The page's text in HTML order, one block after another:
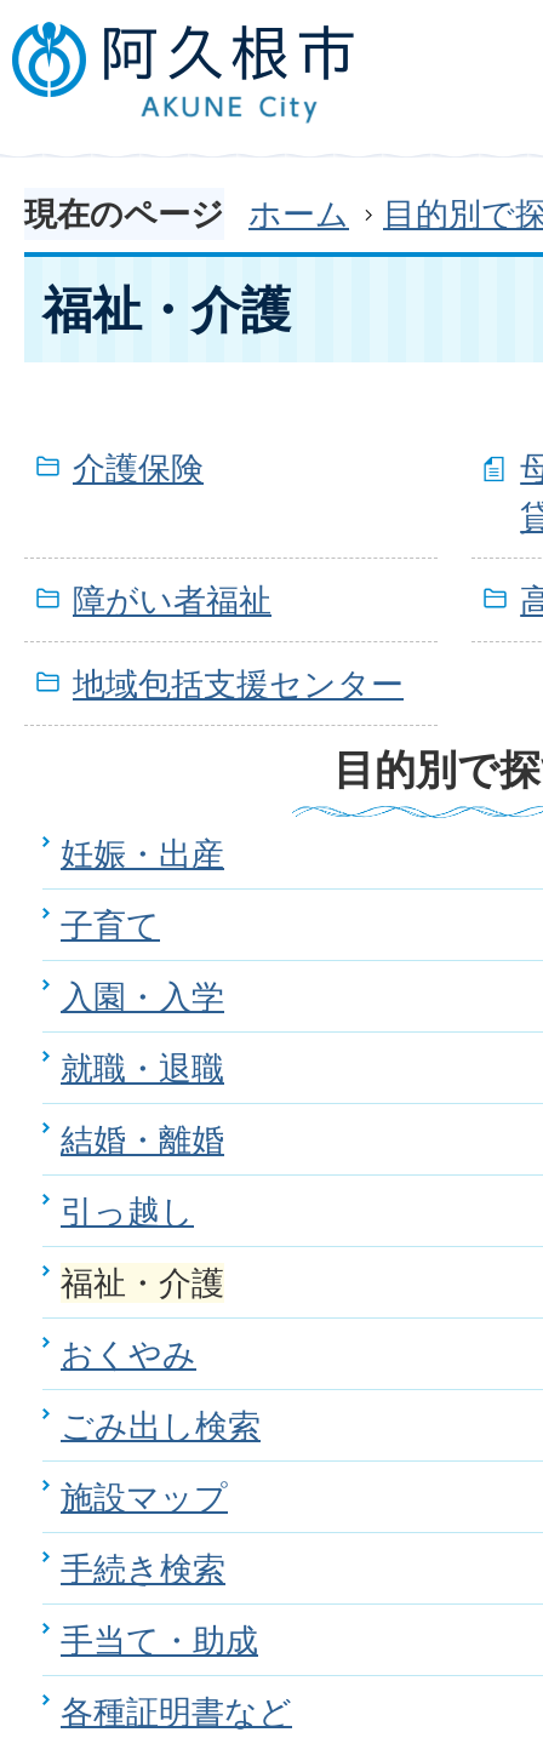
現在のページ ホーム 目的別で
福祉・介護
介護保険
障がい者福祉
地域包括支援センター
目的別で
妊娠・出産
子育て
入園・入学
就職・退職
結婚・離婚
引っ越し
福祉・介護
おくやみ
ごみ出し検索
施設マップ
手続き検索
手当て・助成
各種証明書など